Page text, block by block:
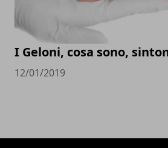
I Geloni, cosa sono,
12/01/2019